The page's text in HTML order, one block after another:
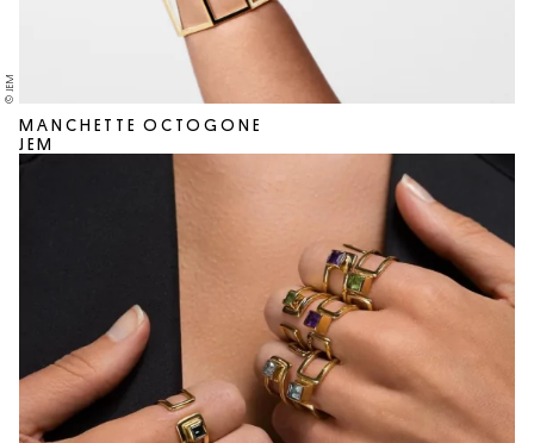
© JEM
MANCHETTE OCTOGONE
JEM